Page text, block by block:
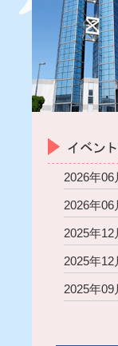
2026年
2026年
2025年
2025年
2025年